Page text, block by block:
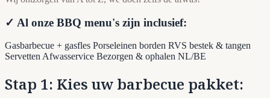
✓ Al onze BBQ menu's zijn inclusief:
Gasbarbecue + gasfles Porseleinen borden RVS bestek & tangen
ServettenAfwasservice Bezorgen & ophalen NL/BE
Stap 1: Kies uw barbecue pakket: